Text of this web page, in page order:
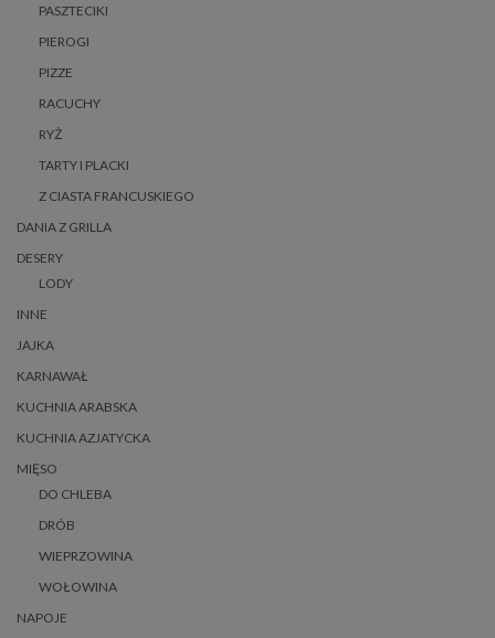
PASZTECIKI
PIEROGI
PIZZE
RACUCHY
RYŻ
TARTY I PLACKI
Z CIASTA FRANCUSKIEGO
DANIA Z GRILLA
DESERY
LODY
INNE
JAJKA
KARNAWAŁ
KUCHNIA ARABSKA
KUCHNIA AZJATYCKA
MIĘSO
DO CHLEBA
DRÓB
WIEPRZOWINA
WOŁOWINA
NAPOJE